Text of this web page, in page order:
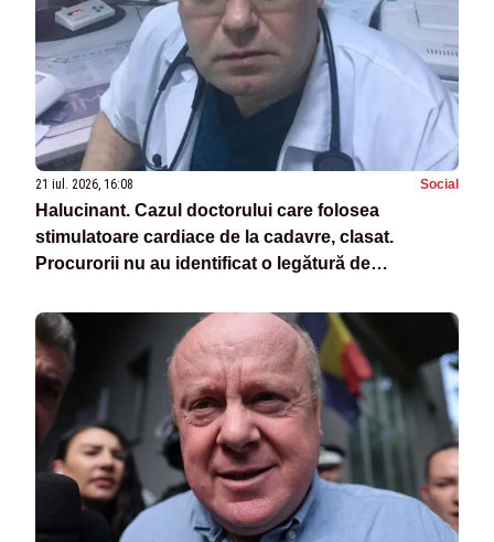
21 iul. 2026, 16:08 Social
Halucinant. Cazul doctorului care folosea
stimulatoare cardiace de la cadavre, clasat.
Procurorii nu au identificat o legătură de